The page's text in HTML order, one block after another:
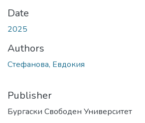
Date
2025
Authors
Стефанова, Евдокия
Publisher
Бургаски Свободен Университет